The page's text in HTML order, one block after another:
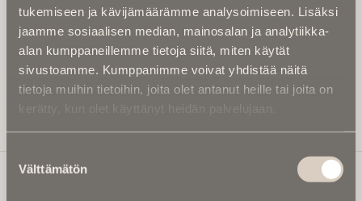
tukemiseen ja kävijämäärämme analysoimiseen. Lisäksi
jaamme sosiaalisen median, mainosalan ja analytiikka-
alan kumppaneillemme tietoja siitä, miten käytät
sivustoamme. Kumppanimme voivat yhdistää näitä
tietoja muihin tietoihin, joita olet antanut heille tai joita on
kerätty, kun olet käyttänyt heidän palvelujaan.
valinta
Välttämätön
Kirjoita tähän sähköpostiosoite, johon haluat uutiskirjeen
tulevan:
Tilaa Uutiskirje